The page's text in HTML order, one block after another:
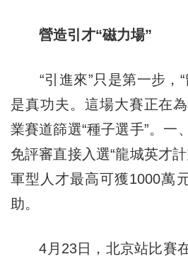
營造引才“磁力場”
“引進來”只是第一步，“
是真功夫。這場大賽正在
業賽道篩選“種子選手”。一
免評審直接入選“龍城英才
軍型人才最高可獲1000萬
助。
4月23日，北京站比賽在